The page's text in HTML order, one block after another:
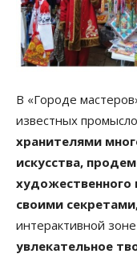
В «Городе
известных
хранителями
искусства,
художественного
своими
интерактивной
увлекательное